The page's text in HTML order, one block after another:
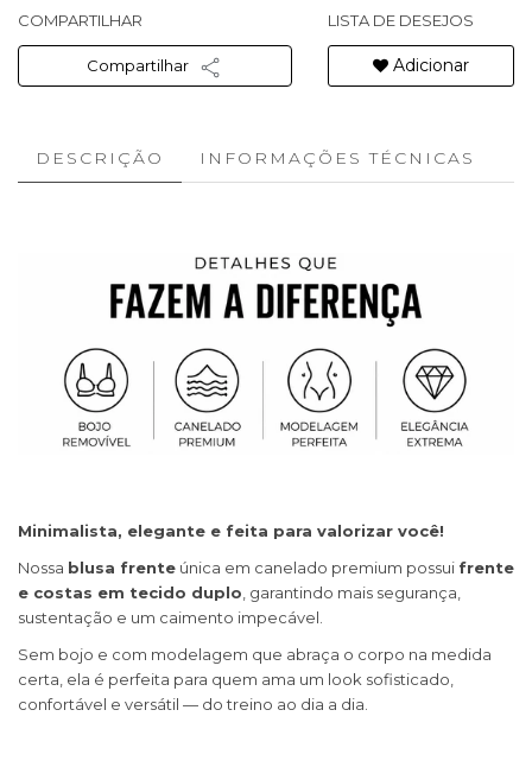
COMPARTILHAR
Compartilhar
LISTA DE DESEJOS
Adicionar
DESCRIÇÃO INFORMAÇÕES TÉCNICAS
Minimalista, elegante e feita para valorizar você!
Nossa blusa frente única em canelado premium possui frente
e costas em tecido duplo, garantindo mais segurança,
sustentação e um caimento impecável.
Sem bojo e com modelagem que abraça o corpo na medida
certa, ela é perfeita para quem ama um look sofisticado,
confortável e versátil — do treino ao dia a dia.